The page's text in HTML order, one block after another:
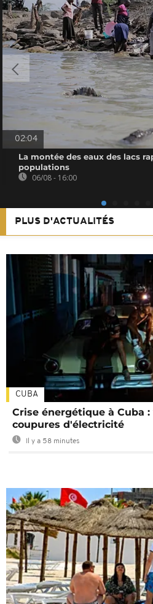
02:04
La montée des eaux des lacs
populations
06/08 - 16:00
PLUS D'ACTUALITÉS
CUBA
Crise énergétique à Cuba
coupures d'électricité
Il y a 58 minutes